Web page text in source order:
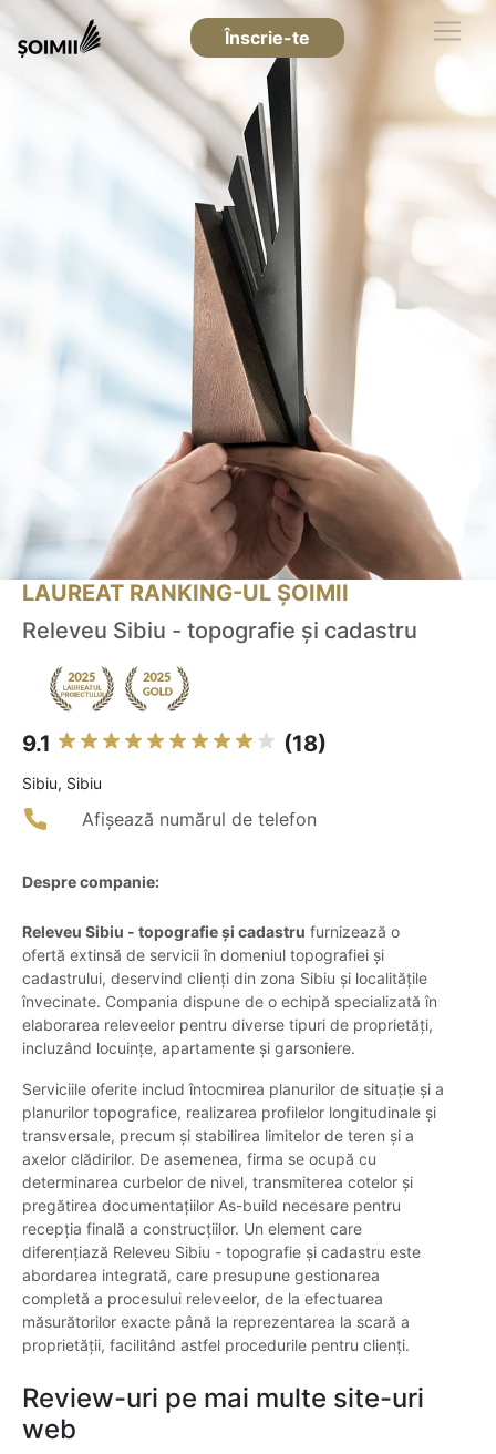
Înscrie-te
LAUREAT RANKING-UL ȘOIMII
Releveu Sibiu - topografie și cadastru
9.1 (18)
Sibiu, Sibiu
Afișează numărul de telefon
Despre companie:
Releveu Sibiu - topografie și cadastru furnizează o
ofertă extinsă de servicii în domeniul topografiei și
cadastrului, deservind clienți din zona Sibiu și localitățile
învecinate. Compania dispune de o echipă specializată în
elaborarea releveelor pentru diverse tipuri de proprietăți,
incluzând locuințe, apartamente și garsoniere.
Serviciile oferite includ întocmirea planurilor de situație și a
planurilor topografice, realizarea profilelor longitudinale și
transversale, precum și stabilirea limitelor de teren și a
axelor clădirilor. De asemenea, firma se ocupă cu
determinarea curbelor de nivel, transmiterea cotelor și
pregătirea documentațiilor As-build necesare pentru
recepția finală a construcțiilor. Un element care
diferențiază Releveu Sibiu - topografie și cadastru este
abordarea integrată, care presupune gestionarea
completă a procesului releveelor, de la efectuarea
măsurătorilor exacte până la reprezentarea la scară a
proprietății, facilitând astfel procedurile pentru clienți.
Review-uri pe mai multe site-uri
web